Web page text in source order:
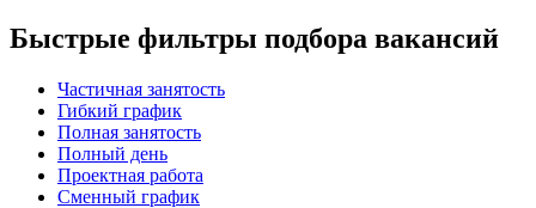
Быстрые фильтры подбора вакансий
Частичная занятость
Гибкий график
Полная занятость
Полный день
Проектная работа
Сменный график